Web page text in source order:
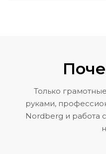
Только
руками,
Nordberg и работа